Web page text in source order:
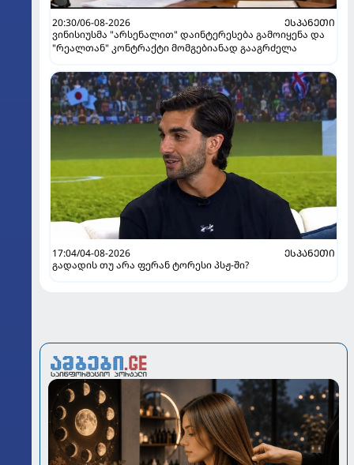
20:30/06-08-2026
ᲔᲡᲞᲐᲜᲔᲗᲘ
ვინისიუსმა "არსენალით" დაინტერესება გამოიყენა და
"რეალთან" კონტრაქტი მომგებიანად გააგრძელა
17:04/04-08-2026
ᲔᲡᲞᲐᲜᲔᲗᲘ
გადადის თუ არა ფერან ტორესი პსჟ-ში?